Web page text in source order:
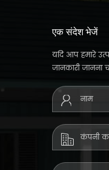
एक संदेश भेजें
यदि आप हमारे
जानकारी
देंगे।